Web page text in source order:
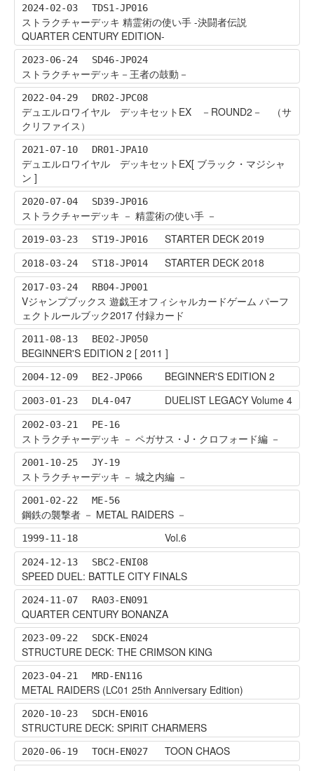
2024-02-03 TDS1-JP016
ストラクチャーデッキ 精霊術の使い手 -決闘者伝説
QUARTER CENTURY EDITION-
2023-06-24 SD46-JP024
ストラクチャーデッキ－王者の鼓動－
2022-04-29 DR02-JPC08
デュエルロワイヤル デッキセットEX －ROUND2－ （サ
クリファイス）
2021-07-10 DR01-JPA10
デュエルロワイヤル デッキセットEX[ ブラック・マジシャ
ン ]
2020-07-04 SD39-JP016
ストラクチャーデッキ － 精霊術の使い手 －
2019-03-23 ST19-JP016 STARTER DECK 2019
2018-03-24 ST18-JP014 STARTER DECK 2018
2017-03-24 RB04-JP001
Vジャンプブックス 遊戯王オフィシャルカードゲーム パーフ
ェクトルールブック2017 付録カード
2011-08-13 BE02-JP050
BEGINNER'S EDITION 2 [ 2011 ]
2004-12-09 BE2-JP066 BEGINNER'S EDITION 2
2003-01-23 DL4-047 DUELIST LEGACY Volume 4
2002-03-21 PE-16
ストラクチャーデッキ － ペガサス・J・クロフォード編 －
2001-10-25 JY-19
ストラクチャーデッキ － 城之内編 －
2001-02-22 ME-56
鋼鉄の襲撃者 － METAL RAIDERS －
1999-11-18 Vol.6
2024-12-13 SBC2-ENI08
SPEED DUEL: BATTLE CITY FINALS
2024-11-07 RA03-EN091
QUARTER CENTURY BONANZA
2023-09-22 SDCK-EN024
STRUCTURE DECK: THE CRIMSON KING
2023-04-21 MRD-EN116
METAL RAIDERS (LC01 25th Anniversary Edition)
2020-10-23 SDCH-EN016
STRUCTURE DECK: SPIRIT CHARMERS
2020-06-19 TOCH-EN027 TOON CHAOS